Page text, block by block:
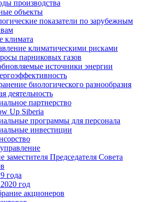
производства
объекты
показатели по зарубежным
климата
климатическими рисками
парниковых газов
источники энергии
биологического разнообразия
деятельность
партнерство
Up Siberia
программы для персонала
инвестиции
заместителя Председателя Совета
года
год
акционеров